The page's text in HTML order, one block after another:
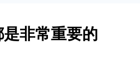
非常重要的